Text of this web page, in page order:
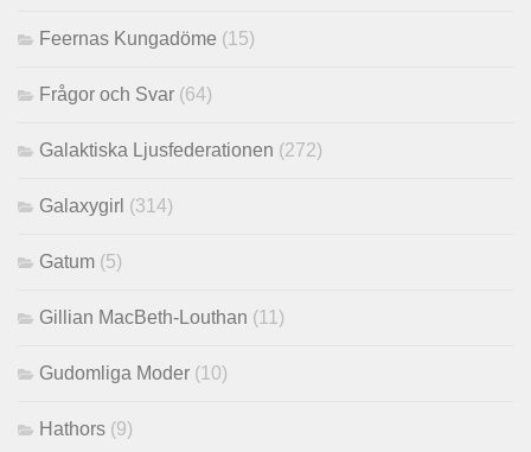
Feernas Kungadöme (15)
Frågor och Svar (64)
Galaktiska Ljusfederationen (272)
Galaxygirl (314)
Gatum (5)
Gillian MacBeth-Louthan (11)
Gudomliga Moder (10)
Hathors (9)